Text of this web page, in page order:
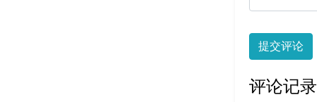
提交评论
评论记